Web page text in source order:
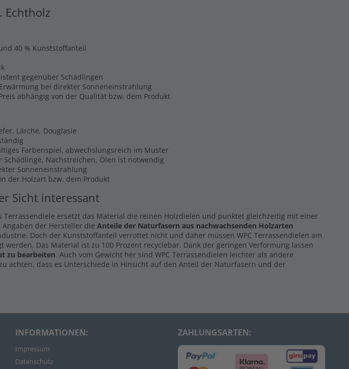
Echtholz
40 % Kunststoffanteil
gegenüber Schädlingen
bei direkter Sonneneinstrahlung
abhängig von der Qualität bzw. dem Produkt
Lärche, Douglasie
Farbenspiel, abwechslungsreich im Muster
Nachstreichen, Ölen ist notwendig
Sonneneinstrahlung
der Holzart bzw. dem Produkt
Sicht interessant
Terrassendiele ersetzt das Material die reinen Holzdielen und punktet gleichzeitig mit einer
Angaben der Hersteller die Anteile der Naturfasern aus nachwachsenden Holzarten
Doch der Kunststoffanteil verrottet nicht und daher müssen WPC Terrassendielen am
werden. Das Material ist zu 100 Prozent recyclebar. Dank der geringen Verformung lassen
zu bearbeiten. Auch vom Gewicht her sind WPC Terrassendielen leichter als andere
achten, dass es Unterschiede in Hinsicht auf den Anteil der Naturfasern und der
INFORMATIONEN:
Impressum
Datenschutz
ZAHLUNGSARTEN: